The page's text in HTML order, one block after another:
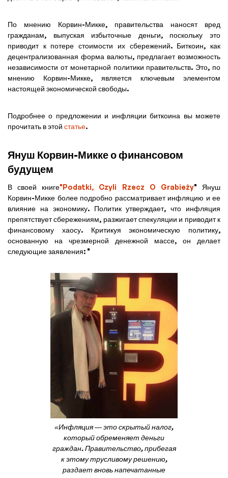
По мнению Корвин-Микке, правительства наносят вред
гражданам, выпуская избыточные деньги, поскольку это
приводит к потере стоимости их сбережений. Биткоин, как
децентрализованная форма валюты, предлагает возможность
независимости от монетарной политики правительств. Это, по
мнению Корвин-Микке, является ключевым элементом
настоящей экономической свободы.
Подробнее о предложении и инфляции биткоина вы можете
прочитать в этой статье.
Януш Корвин-Микке о финансовом
будущем
В своей книге"Podatki, Czyli Rzecz O Grabieży" Януш
Корвин-Микке более подробно рассматривает инфляцию и ее
влияние на экономику. Политик утверждает, что инфляция
препятствует сбережениям, разжигает спекуляции и приводит к
финансовому хаосу. Критикуя экономическую политику,
основанную на чрезмерной денежной массе, он делает
следующие заявления: "
«Инфляция — это скрытый налог,
который обременяет деньги
граждан. Правительство, прибегая
к этому трусливому решению,
раздает вновь напечатанные